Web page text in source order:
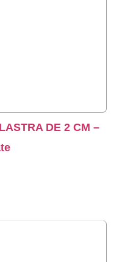
DE 2 CM –